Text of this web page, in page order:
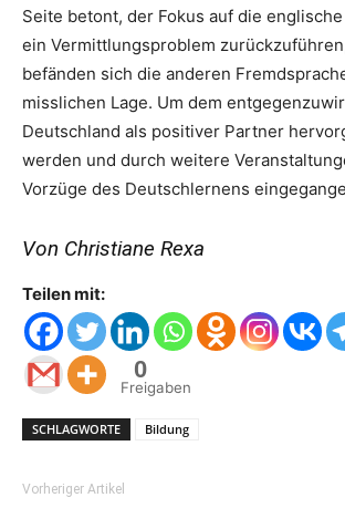
Seite betont, der Fokus auf die
ein Vermittlungsproblem
befänden sich die anderen
misslichen Lage. Um dem
Deutschland als positiver Partner
werden und durch weitere
Vorzüge des Deutschlernens
Von Christiane Rexa
Teilen mit:
0
Freigaben
SCHLAGWORTE Bildung
Vorheriger Artikel